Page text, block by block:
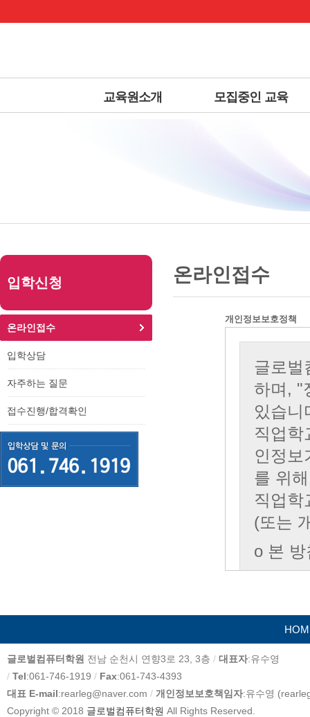
위
뉴
교육원소개 모집중인 교육
본
내
하
메입학신청
온라인접수
입학상담
자주하는 질문
접수진행/합격확인
링
본
온라인접수
개인정보보호정책
카
피
라
이
글로벌컴퓨터학원 전남 순천시 연향3로 23, 3층 / 대표자:유수영
/ Tel:061-746-1919 / Fax:061-743-4393
대표 E-mail:rearleg@naver.com / 개인정보보호책임자:유수영
Copyright © 2018 글로벌컴퓨터학원 All Rights Reserved.